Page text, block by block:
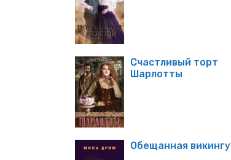
Счастливый торт
Шарлотты
Обещанная викингу